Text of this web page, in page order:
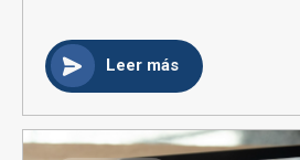
Leer más